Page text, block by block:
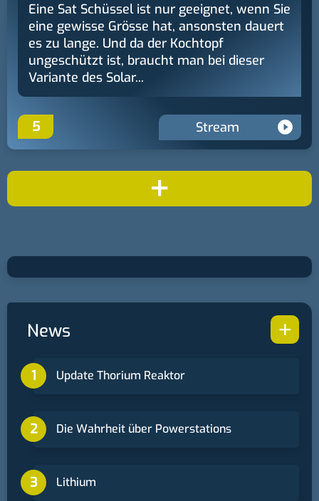
Eine Sat Schüssel ist nur geeignet, wenn Sie
eine gewisse Grösse hat, ansonsten dauert
es zu lange. Und da der Kochtopf
ungeschützt ist, braucht man bei dieser
Variante des Solar...
5 Stream
+
+
News
Update Thorium Reaktor
Die Wahrheit über Powerstations
Lithium